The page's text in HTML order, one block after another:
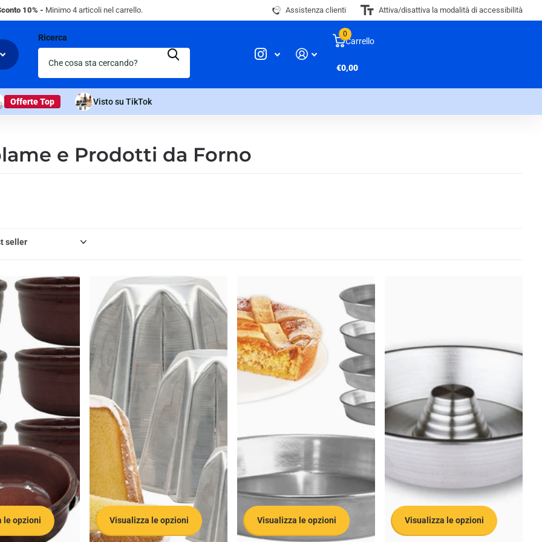
10% - Minimo 4 articoli nel carrello. Assistenza clienti Attiva/disattiva la modalità di accessibilità
Ricerca Carrello
0
€0,00
Offerte Top Visto su TikTok
e Prodotti da Forno
le opzioni Visualizza le opzioni Visualizza le opzioni Visualizza le opzioni